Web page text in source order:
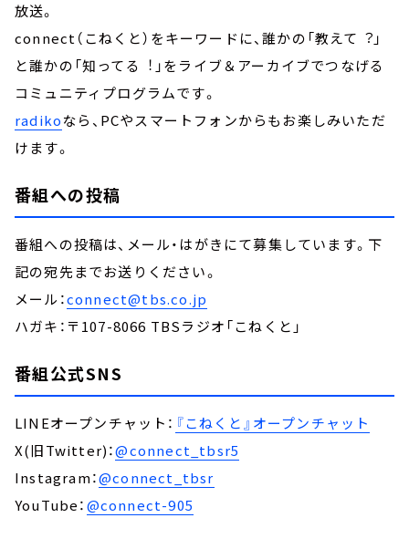
放送。
connect（こねくと）をキーワードに、誰かの「教えて︖」
と誰かの「知ってる︕」をライブ＆アーカイブでつなげる
コミュニティプログラムです。
radikoなら、PCやスマートフォンからもお楽しみいただ
けます。
番組への投稿
番組への投稿は、メール・はがきにて募集しています。下
記の宛先までお送りください。
メール：connect@tbs.co.jp
ハガキ：〒107-8066 TBSラジオ「こねくと」
番組公式SNS
LINEオープンチャット： 『こねくと』オープンチャット
X(旧Twitter)：@connect_tbsr5
Instagram：@connect_tbsr
YouTube：@connect-905